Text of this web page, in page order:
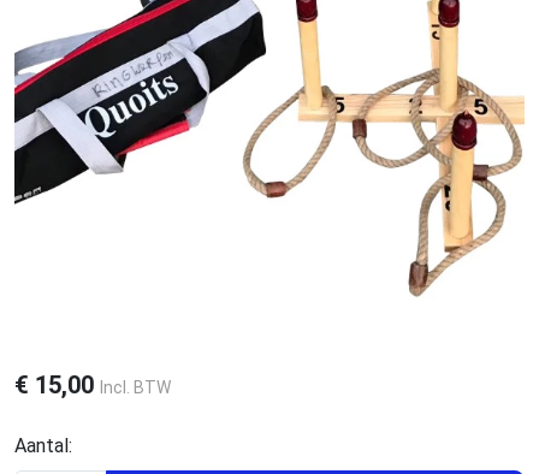
€ 15,00 Incl. BTW
Aantal: